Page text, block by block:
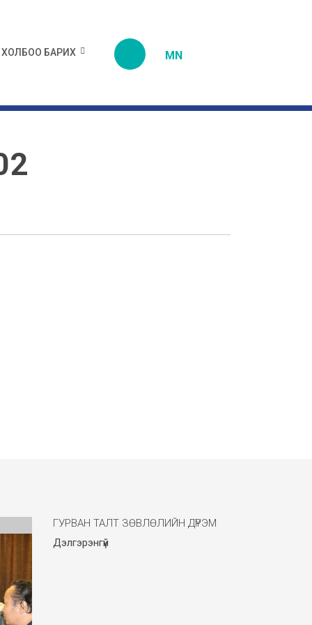
ХОЛБОО БАРИХ MN
ГУРВАН ТАЛТ ЗӨВЛӨЛИЙН ДҮРЭМ
Дэлгэрэнгүй